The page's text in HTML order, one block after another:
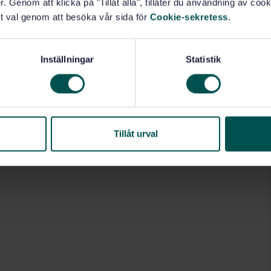
Genom att klicka på "Tillåt alla", tillåter du användning av
val genom att besöka vår sida för Cookie-sekretess.
Inställningar Statistik
Tillåt urval